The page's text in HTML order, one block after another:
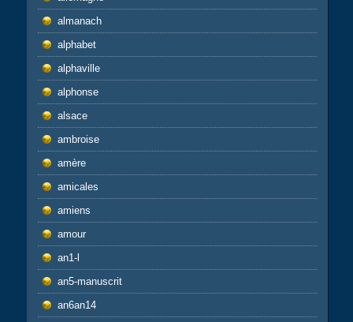
almanach
alphabet
alphaville
alphonse
alsace
ambroise
amère
amicales
amiens
amour
an1-l
an5-manuscrit
an6an14